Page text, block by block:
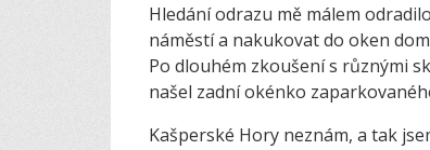
Hledání odrazu mě málem
náměstí a nakukovat do oken
Po dlouhém zkoušení s různými
našel zadní okénko
Kašperské Hory neznám, a tak